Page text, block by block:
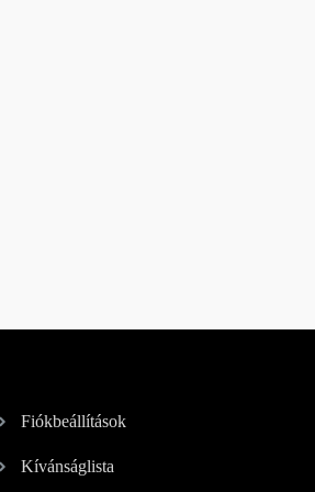
Fiókbeállítások
Kívánságlista